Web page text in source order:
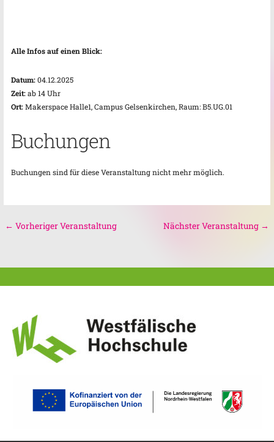
Alle Infos auf einen Blick:
Datum:04.12.2025
Zeit:ab 14 Uhr
Ort:Makerspace Halle1, Campus Gelsenkirchen, Raum: B5.UG.01
Buchungen
Buchungen sind für diese Veranstaltung nicht mehr möglich.
← Vorheriger Veranstaltung Nächster Veranstaltung →